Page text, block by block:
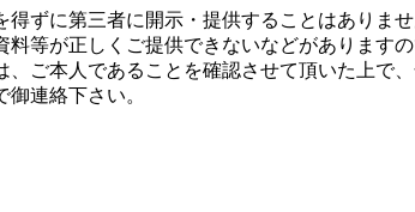
ずに第三者に開示・提供することはありま
等が正しくご提供できないなどがありますの
ご本人であることを確認させて頂いた上で
連絡下さい。